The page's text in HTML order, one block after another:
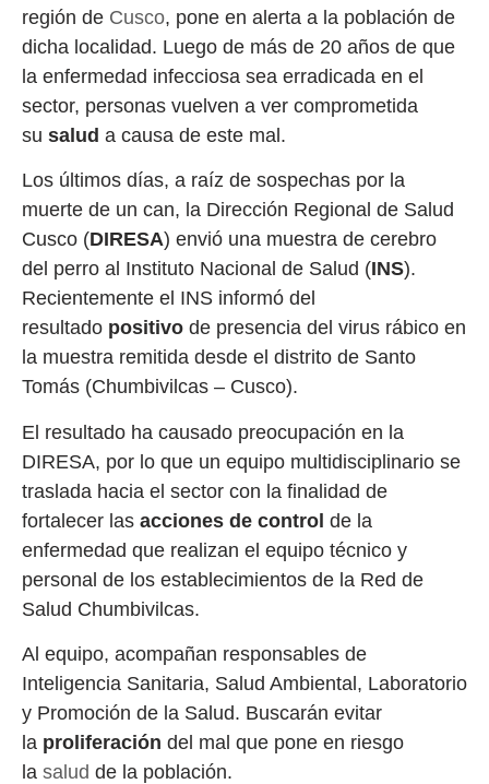
región de Cusco, pone en alerta a la población de
dicha localidad. Luego de más de 20 años de que
la enfermedad infecciosa sea erradicada en el
sector, personas vuelven a ver comprometida
su salud a causa de este mal.
Los últimos días, a raíz de sospechas por la
muerte de un can, la Dirección Regional de Salud
Cusco (DIRESA) envió una muestra de cerebro
del perro al Instituto Nacional de Salud (INS).
Recientemente el INS informó del
resultado positivo de presencia del virus rábico en
la muestra remitida desde el distrito de Santo
Tomás (Chumbivilcas – Cusco).
El resultado ha causado preocupación en la
DIRESA, por lo que un equipo multidisciplinario se
traslada hacia el sector con la finalidad de
fortalecer las acciones de control de la
enfermedad que realizan el equipo técnico y
personal de los establecimientos de la Red de
Salud Chumbivilcas.
Al equipo, acompañan responsables de
Inteligencia Sanitaria, Salud Ambiental, Laboratorio
y Promoción de la Salud. Buscarán evitar
la proliferación del mal que pone en riesgo
la salud de la población.